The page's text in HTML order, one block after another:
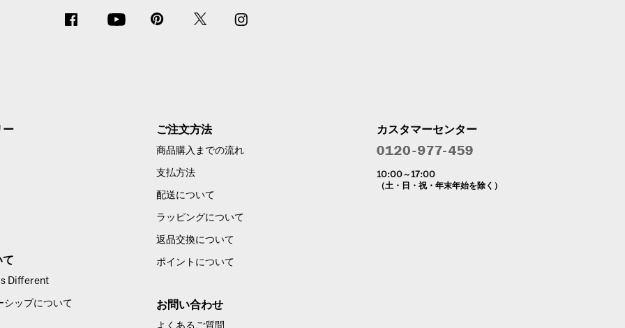
ー
て
Different
シップについて
ご注文方法
商品購入までの流れ
支払方法
配送について
ラッピングについて
返品交換について
ポイントについて
お問い合わせ
よくあるご質問
カスタマーセンター
10:00～17:00
（土・日・祝・年末年始を除く）